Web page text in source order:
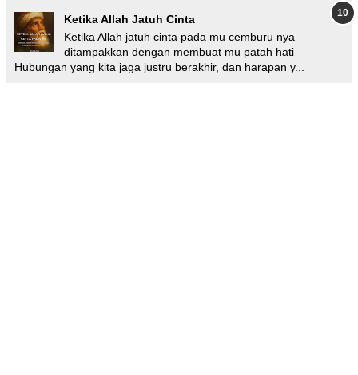
Ketika Allah Jatuh Cinta
Ketika Allah jatuh cinta pada mu cemburu nya
ditampakkan dengan membuat mu patah hati
Hubungan yang kita jaga justru berakhir, dan harapan y...